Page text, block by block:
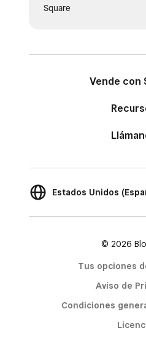
Square
Vende con
Estados Unidos
© 2026
Tus opciones
Aviso de
Condiciones